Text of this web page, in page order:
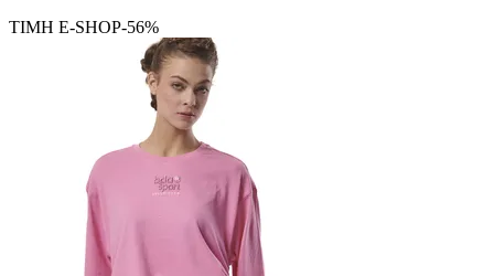
ΤΙΜΗ E-SHOP-56%